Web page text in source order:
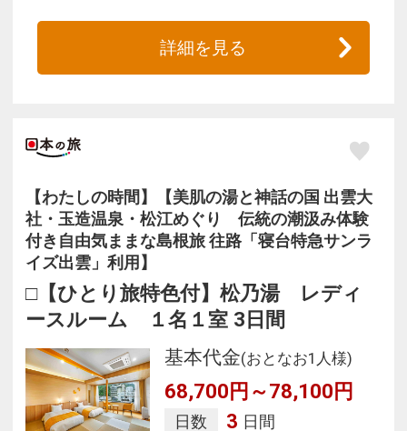
詳細を見る
【わたしの時間】【美肌の湯と神話の国 出雲大
社・玉造温泉・松江めぐり 伝統の潮汲み体験
付き自由気ままな島根旅 往路「寝台特急サンラ
イズ出雲」利用】
□【ひとり旅特色付】松乃湯 レディ
ースルーム １名１室 3日間
基本代金(おとなお1人様)
68,700円～78,100円
日数 3 日間